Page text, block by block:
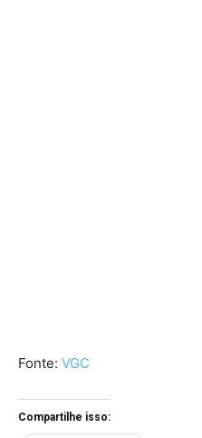
Fonte: VGC
Compartilhe isso: